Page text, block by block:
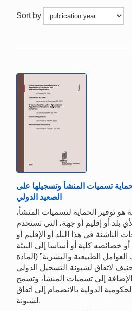
Sort by
تسميات المنشأ وتسجيلها على
الصعيد الدولي
هو توفير الحماية لتسميات المنشأ،
بلد أو إقليم أو جهة، التي تستخدم
الناشئة في هذا البلد أو الإقليم أو
أو خصائصه كلية أو أساسا إلى البيئة
الطبيعية والبشرية” (المادة
جنيف لاتفاق لشبونة التسجيل الدولي
إلى تسميات المنشأ، وتسمح
الدولية بالانضمام إلى اتفاق
لشبونة.